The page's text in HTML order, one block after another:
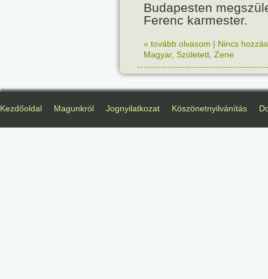
Budapesten
Ferenc karmester.
» tovább olvasom | Nincs
Magyar, Született Zene
Kezdőoldal Magunkról Jognyilatkozat Köszönetnyilvánítás